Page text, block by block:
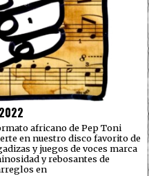
africano de Pep Toni
en nuestro disco favorito de
y juegos de voces marca
y rebosantes de
en